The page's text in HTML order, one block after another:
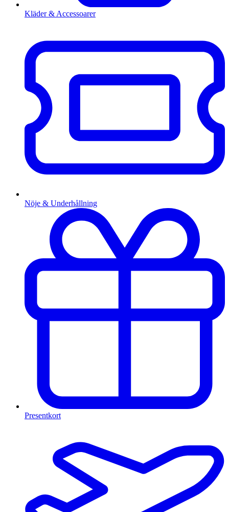
Kläder & Accessoarer
Nöje & Underhållning
Presentkort